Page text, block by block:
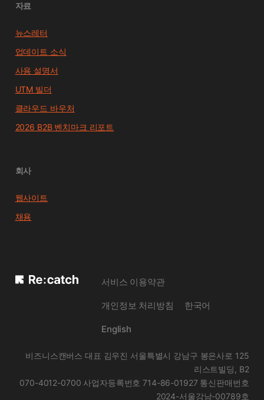
자료
뉴스레터
업데이트 소식
사용 설명서
UTM 빌더
클라우드 바우처
2026 B2B 벤치마크 리포트
회사
웹사이트
채용
서비스 이용약관
개인정보 처리방침 한국어
English
비즈니스캔버스 대표 김우진 서울특별시 강남구 봉은사로 125
리스트빌딩, B2
070-4012-0700 사업자등록번호 714-86-01927 통신판매번호
2024-서울강남-00789호